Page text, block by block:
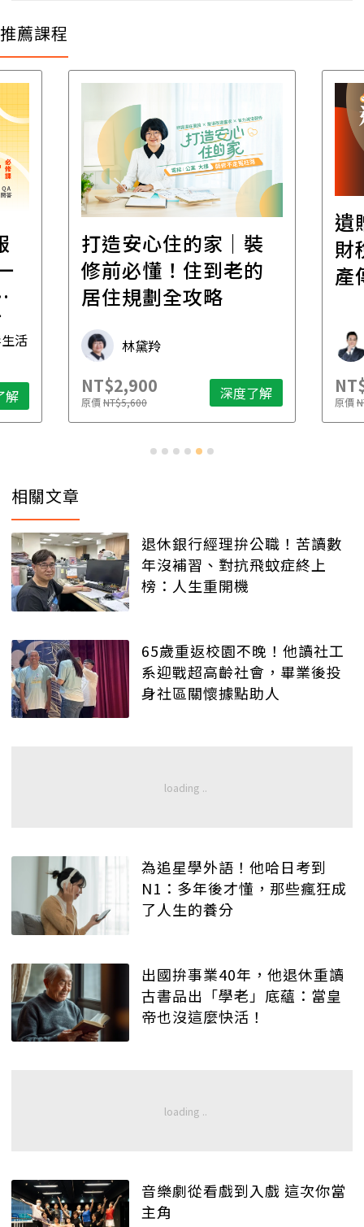
推薦課程
活
解
打造安心住的家｜裝
修前必懂！住到老的
居住規劃全攻略
林黛羚
NT$2,900
原價NT$5,600 深度了解
遺
財
產
原價
相關文章
退休銀行經理拚公職！苦讀數
年沒補習、對抗飛蚊症終上
榜：人生重開機
65歲重返校園不晚！他讀社工
系迎戰超高齡社會，畢業後投
身社區關懷據點助人
為追星學外語！他哈日考到
N1：多年後才懂，那些瘋狂成
了人生的養分
出國拚事業40年，他退休重讀
古書品出「學老」底蘊：當皇
帝也沒這麼快活！
音樂劇從看戲到入戲 這次你當
主角